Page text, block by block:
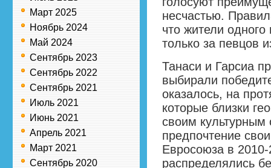
Март 2025
Ноябрь 2024
Май 2024
Сентябрь 2023
Сентябрь 2022
Сентябрь 2021
Июль 2021
Июнь 2021
Апрель 2021
Март 2021
Сентябрь 2020
несчастью.
что жители одного
только за певцов
Танаси и Гарсиа
выбирали
оказалось, на
которые близки
своим культурным
предпочтение
Евросоюза в 2010-
распределялись